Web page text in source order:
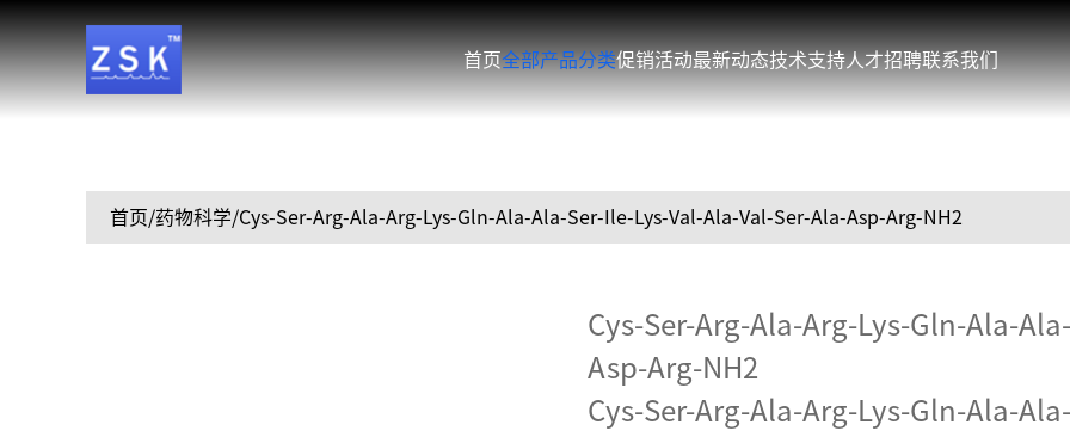
首页全部产品分类促销活动最新动态技术支持 人才招聘联系我们
首页/药物科学/Cys-Ser-Arg-Ala-Arg-Lys-Gln-Ala-Ala-Ser-Ile-Lys-Val-Ala-Val-Ser-Ala-Asp-Arg-NH2
Cys-Ser-Arg-Ala-Arg-Lys-Gln-Ala-
Asp-Arg-NH2
Cys-Ser-Arg-Ala-Arg-Lys-Gln-Ala-